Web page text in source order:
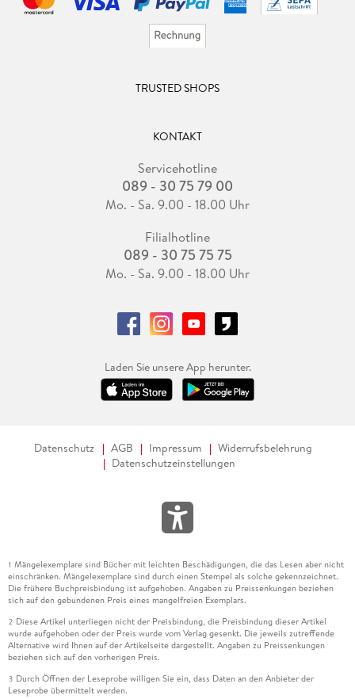
TRUSTED SHOPS
KONTAKT
Servicehotline
089 - 30 75 79 00
Mo. - Sa. 9.00 - 18.00 Uhr
Filialhotline
089 - 30 75 75 75
Mo. - Sa. 9.00 - 18.00 Uhr
Laden Sie unsere App herunter.
Datenschutz AGB Impressum
Widerrufsbelehrung
Datenschutzeinstellungen
1 Mängelexemplare sind Bücher mit leichten Beschädigungen, die das Lesen aber nicht
einschränken. Mängelexemplare sind durch einen Stempel als solche gekennzeichnet.
Die frühere Buchpreisbindung ist aufgehoben. Angaben zu Preissenkungen beziehen
sich auf den gebundenen Preis eines mangelfreien Exemplars.
2 Diese Artikel unterliegen nicht der Preisbindung, die Preisbindung dieser Artikel
wurde aufgehoben oder der Preis wurde vom Verlag gesenkt. Die jeweils zutreffende
Alternative wird Ihnen auf der Artikelseite dargestellt. Angaben zu Preissenkungen
beziehen sich auf den vorherigen Preis.
3 Durch Öffnen der Leseprobe willigen Sie ein, dass Daten an den Anbieter der
Leseprobe übermittelt werden.